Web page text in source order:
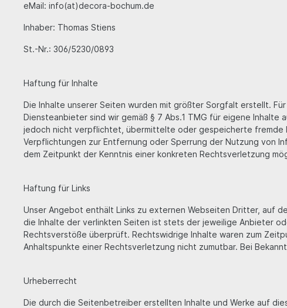
eMail: info(at)decora-bochum.de
Inhaber: Thomas Stiens
St.-Nr.: 306/5230/0893
Haftung für Inhalte
Die Inhalte unserer Seiten wurden mit größter Sorgfalt erstellt.
Diensteanbieter sind wir gemäß § 7 Abs.1 TMG für eigene
jedoch nicht verpflichtet, übermittelte oder gespeicherte fremde
Verpflichtungen zur Entfernung oder Sperrung der Nutzung von
dem Zeitpunkt der Kenntnis einer konkreten Rechtsverletzung
Haftung für Links
Unser Angebot enthält Links zu externen Webseiten Dritter, auf
die Inhalte der verlinkten Seiten ist stets der jeweilige Anbieter
Rechtsverstöße überprüft. Rechtswidrige Inhalte waren zum
Anhaltspunkte einer Rechtsverletzung nicht zumutbar. Bei
Urheberrecht
Die durch die Seitenbetreiber erstellten Inhalte und Werke auf